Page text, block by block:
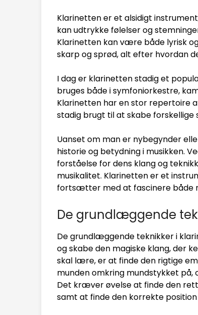
Klarinetten er et alsidigt
kan udtrykke følelser og
Klarinetten kan være både lyrisk
skarp og sprød, alt efter hvordan
I dag er klarinetten stadig et
bruges både i symfoniorkestre,
Klarinetten har en stor repertoire
stadig brugt til at skabe forskellige
Uanset om man er nybegynder
historie og betydning i musikken.
forståelse for dens klang og
musikalitet. Klarinetten er et
fortsætter med at fascinere både
De grundlæggende
De grundlæggende teknikker i
og skabe den magiske klang, der
skal lære, er at finde den rigtige
munden omkring mundstykket på,
Det kræver øvelse at finde den
samt at finde den korrekte